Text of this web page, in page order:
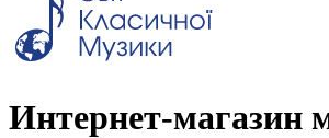
Интернет-магазин